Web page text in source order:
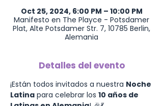
Oct 25, 2024, 6:00 PM – 10:00 PM
Manifesto en The Playce - Potsdamer
Plat, Alte Potsdamer Str. 7, 10785 Berlin,
Alemania
Detalles del evento
¡Están todos invitados a nuestra Noche
Latina para celebrar los 10 años de